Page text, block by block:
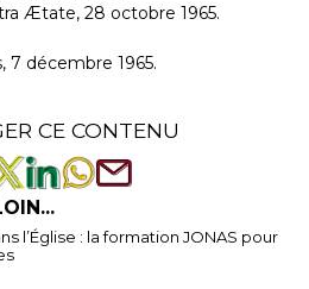
Ætate, 28 octobre 1965.
7 décembre 1965.
CE CONTENU
l’Église : la formation JONAS pour